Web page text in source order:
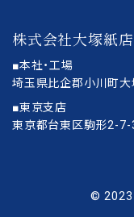
株式会社大塚紙店
■本社・工場
埼玉県比企郡小川町
■東京支店
東京都台東区駒形2-
© 2023